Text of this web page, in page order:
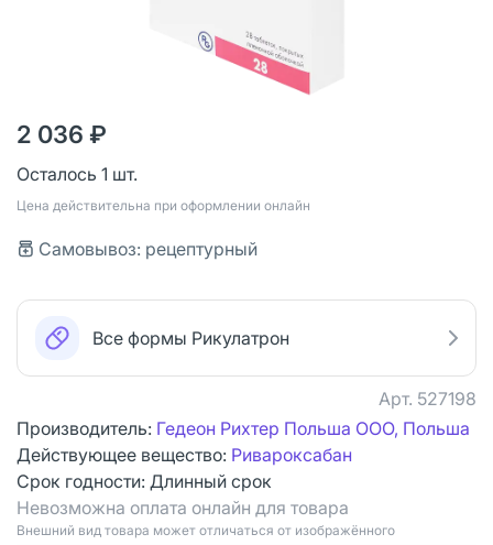
2 036 ₽
Осталось 1 шт.
Цена действительна при оформлении онлайн
Самовывоз: рецептурный
Все формы Рикулатрон
Арт. 527198
Производитель: Гедеон Рихтер Польша ООО, Польша
Действующее вещество: Ривароксабан
Срок годности: Длинный срок
Невозможна оплата онлайн для товара
Bнешний вид товара может отличаться от изображённого